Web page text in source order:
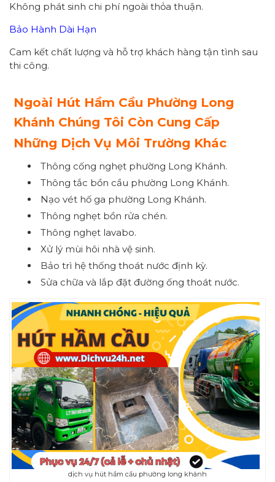
Không phát sinh chi phí ngoài thỏa thuận.
Bảo Hành Dài Hạn
Cam kết chất lượng và hỗ trợ khách hàng tận tình sau
thi công.
Ngoài Hút Hầm Cầu Phường Long
Khánh Chúng Tôi Còn Cung Cấp
Những Dịch Vụ Môi Trường Khác
Thông cống nghẹt phường Long Khánh.
Thông tắc bồn cầu phường Long Khánh.
Nạo vét hố ga phường Long Khánh.
Thông nghẹt bồn rửa chén.
Thông nghẹt lavabo.
Xử lý mùi hôi nhà vệ sinh.
Bảo trì hệ thống thoát nước định kỳ.
Sửa chữa và lắp đặt đường ống thoát nước.
dịch vụ hút hầm cầu phường long khánh